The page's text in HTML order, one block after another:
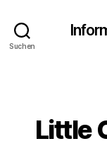
Suchen
Little